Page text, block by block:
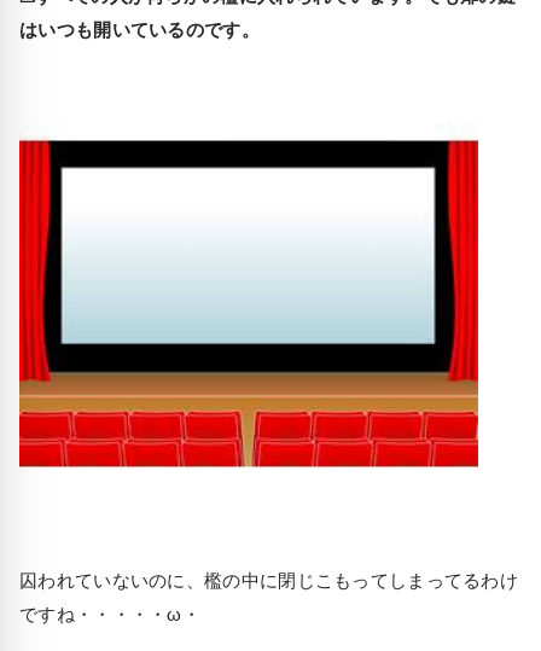
はいつも開いているのです。
囚われていないのに、檻の中に閉じこもってしまってるわけ
ですね・・・・・ω・